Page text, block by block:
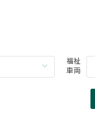
福祉
車両